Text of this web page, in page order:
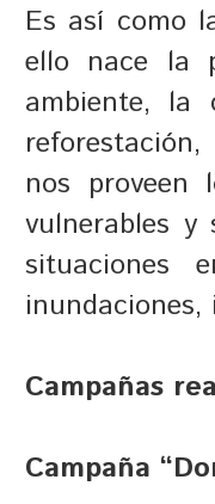
Es así como
ello nace la
ambiente, la
nos proveen
vulnerables y
situaciones
Campañas
Campaña